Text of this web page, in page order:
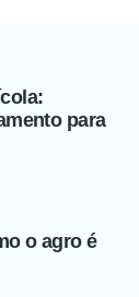
para
o agro é